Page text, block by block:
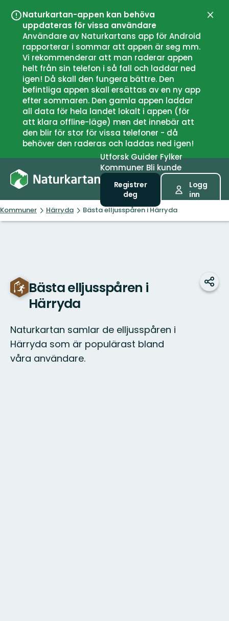
Naturkartan-appen kan behöva
uppdateras för vissa användare
Användare av Naturkartans app för Android
rapporterar i sommar att appen är seg mm.
Vi rekommenderar att man raderar appen
helt från sin telefon i så fall och laddar ned
igen! Då skall den fungera bättre. Den
befintliga appen skall ersättas av en ny app
efter sommaren. Den gamla appen laddar
all data för hela landet lokalt i appen (för
att klara offline-läge) men det innebär att
den blir för stor för vissa telefoner - då
behöver den raderas och laddas ned igen!
Lukk
UtforskGuiderFylker
Kommuner Bli kunde
Registrer
deg
Logg
inn
Kommuner Härryda Bästa elljusspåren i Härryda
Bästa elljusspåren i
Härryda
Naturkartan samlar de elljusspåren i
Härryda som är populärast bland
våra användare.
Del